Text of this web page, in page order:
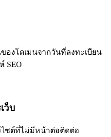
องโดเมนจากวันที่ลงทะเบียน
SEO
ว็บ
ซต์ที่ไม่มีหน้าต่อติดต่อ